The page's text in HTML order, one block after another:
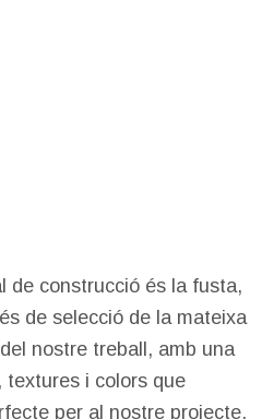
de construcció és la fusta,
de selecció de la mateixa
nostre treball, amb una
textures i colors que
per al nostre projecte.